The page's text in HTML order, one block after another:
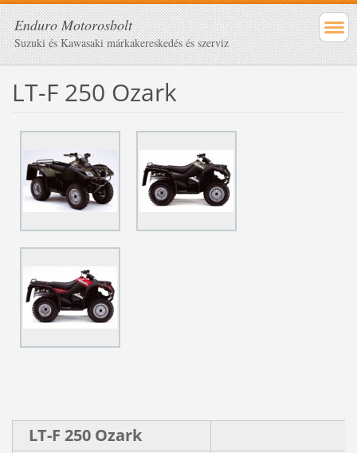
Enduro Motorosbolt
Suzuki és Kawasaki márkakereskedés és szerviz
LT-F 250 Ozark
LT-F 250 Ozark